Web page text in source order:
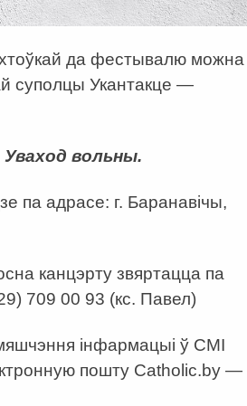
да фестывалю можна
суполцы Укантакце —
Уваход вольны.
па адрасе: г. Баранавічы,
канцэрту звяртацца па
709 00 93 (кс. Павел)
інфармацыі ў СМІ
пошту Catholic.by —